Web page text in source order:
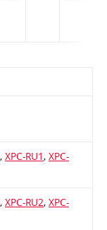
, XPC-RU1 , XPC-
, XPC-RU2, XPC-